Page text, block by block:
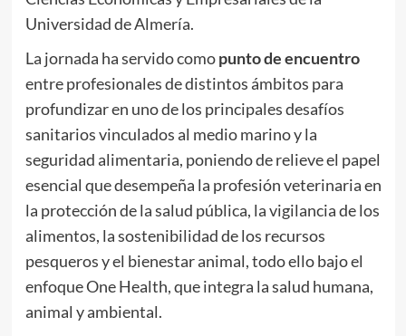
Universidad de Almería.
La jornada ha servido comopunto de encuentro
entre profesionales de distintos ámbitos para
profundizar en uno de los principales desafíos
sanitarios vinculados al medio marino y la
seguridad alimentaria, poniendo de relieve el papel
esencial que desempeña la profesión veterinaria en
la protección de la salud pública, la vigilancia de los
alimentos, la sostenibilidad de los recursos
pesqueros y el bienestar animal, todo ello bajo el
enfoque One Health, que integra la salud humana,
animal y ambiental.